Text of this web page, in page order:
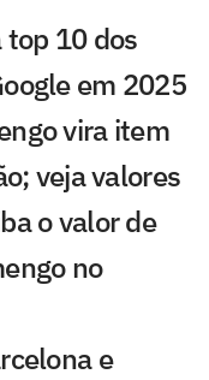
10 dos
em 2025
vira item
veja valores
o valor de
no
e